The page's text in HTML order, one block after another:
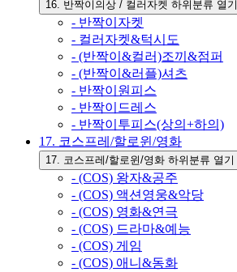
16. 반짝이의상 / 컬러자켓 하위분류 열기
- 반짝이자켓
- 컬러자켓&턱시도
- (반짝이&컬러)조끼&점퍼
- (반짝이&러플)셔츠
- 반짝이원피스
- 반짝이드레스
- 반짝이투피스(상의+하의)
17. 코스프레/할로윈/영화
17. 코스프레/할로윈/영화 하위분류 열기
- (COS) 왕자&공주
- (COS) 액션영웅&악당
- (COS) 영화&연극
- (COS) 드라마&예능
- (COS) 게임
- (COS) 애니&동화